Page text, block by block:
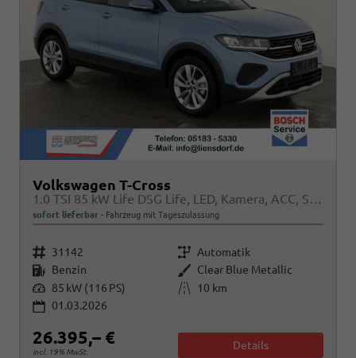
Volkswagen T-Cross
1.0 TSI 85 kW Life DSG Life, LED, Kamera, ACC, Side, Winter, 17-Zoll
sofort lieferbar Fahrzeug mit Tageszulassung
Fahrzeugnr. 31142 Getriebe Automatik
Kraftstoff Benzin Außenfarbe Clear Blue Metallic
Leistung 85 kW (116 PS) Kilometerstand
10 km
01.03.2026
26.395,– €
incl. 19% MwSt.
Details